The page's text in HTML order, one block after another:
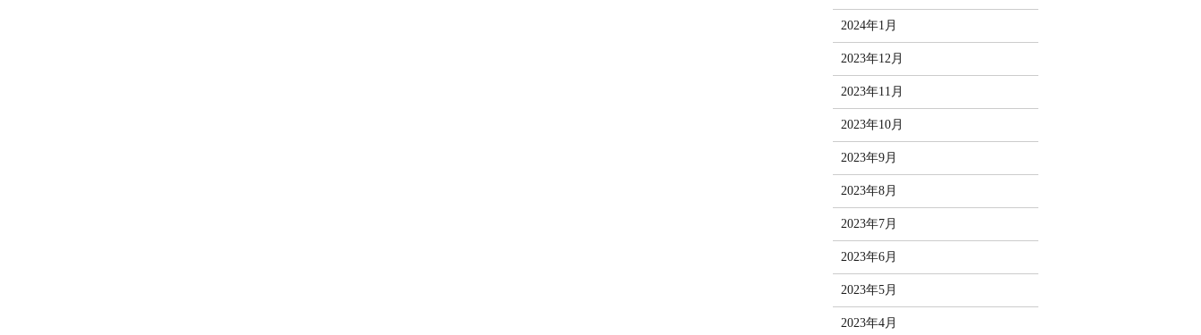
2024年1月
2023年12月
2023年11月
2023年10月
2023年9月
2023年8月
2023年7月
2023年6月
2023年5月
2023年4月